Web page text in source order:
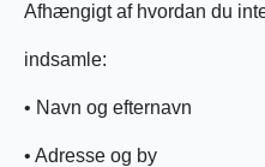
Afhængigt af hvordan du
indsamle:
• Navn og efternavn
• Adresse og by